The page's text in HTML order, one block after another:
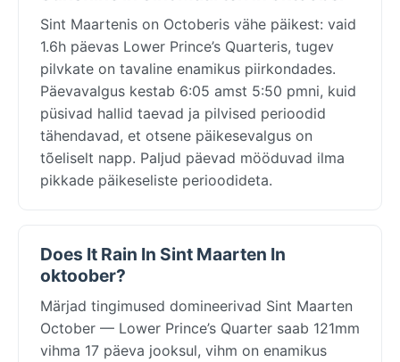
Sint Maartenis on Octoberis vähe päikest: vaid
1.6h päevas Lower Prince’s Quarteris, tugev
pilvkate on tavaline enamikus piirkondades.
Päevavalgus kestab 6:05 amst 5:50 pmni, kuid
püsivad hallid taevad ja pilvised perioodid
tähendavad, et otsene päikesevalgus on
tõeliselt napp. Paljud päevad mööduvad ilma
pikkade päikeseliste perioodideta.
Does It Rain In Sint Maarten In
oktoober?
Märjad tingimused domineerivad Sint Maarten
October — Lower Prince’s Quarter saab 121mm
vihma 17 päeva jooksul, vihm on enamikus